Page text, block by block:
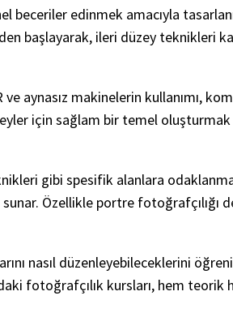
beceriler edinmek amacıyla
başlayarak, ileri düzey teknikleri
aynasız makinelerin kullanımı,
için sağlam bir temel oluşturmak
gibi spesifik alanlara
Özellikle portre fotoğrafçılığı
nasıl düzenleyebileceklerini
fotoğrafçılık kursları, hem teorik